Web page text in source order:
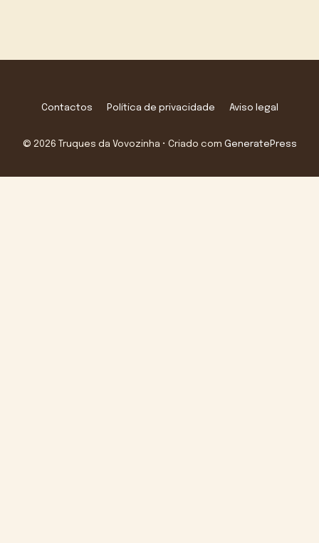
Contactos Política de privacidade Aviso legal
© 2026 Truques da Vovozinha • Criado com GeneratePress